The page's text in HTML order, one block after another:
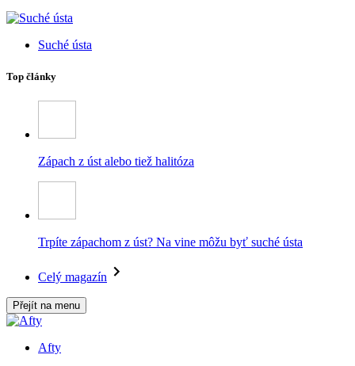
Suché ústa
Top články
Zápach z úst alebo tiež halitóza
Trpíte zápachom z úst? Na vine môžu byť suché ústa
Celý magazín
Přejít na menu
Afty